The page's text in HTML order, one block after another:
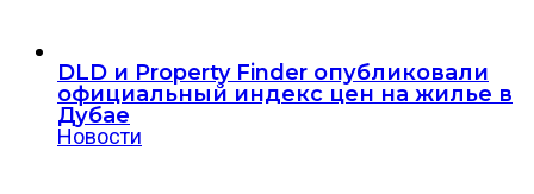
DLD и Property Finder опубликовали
официальный индекс цен на жилье в
Дубае
Новости